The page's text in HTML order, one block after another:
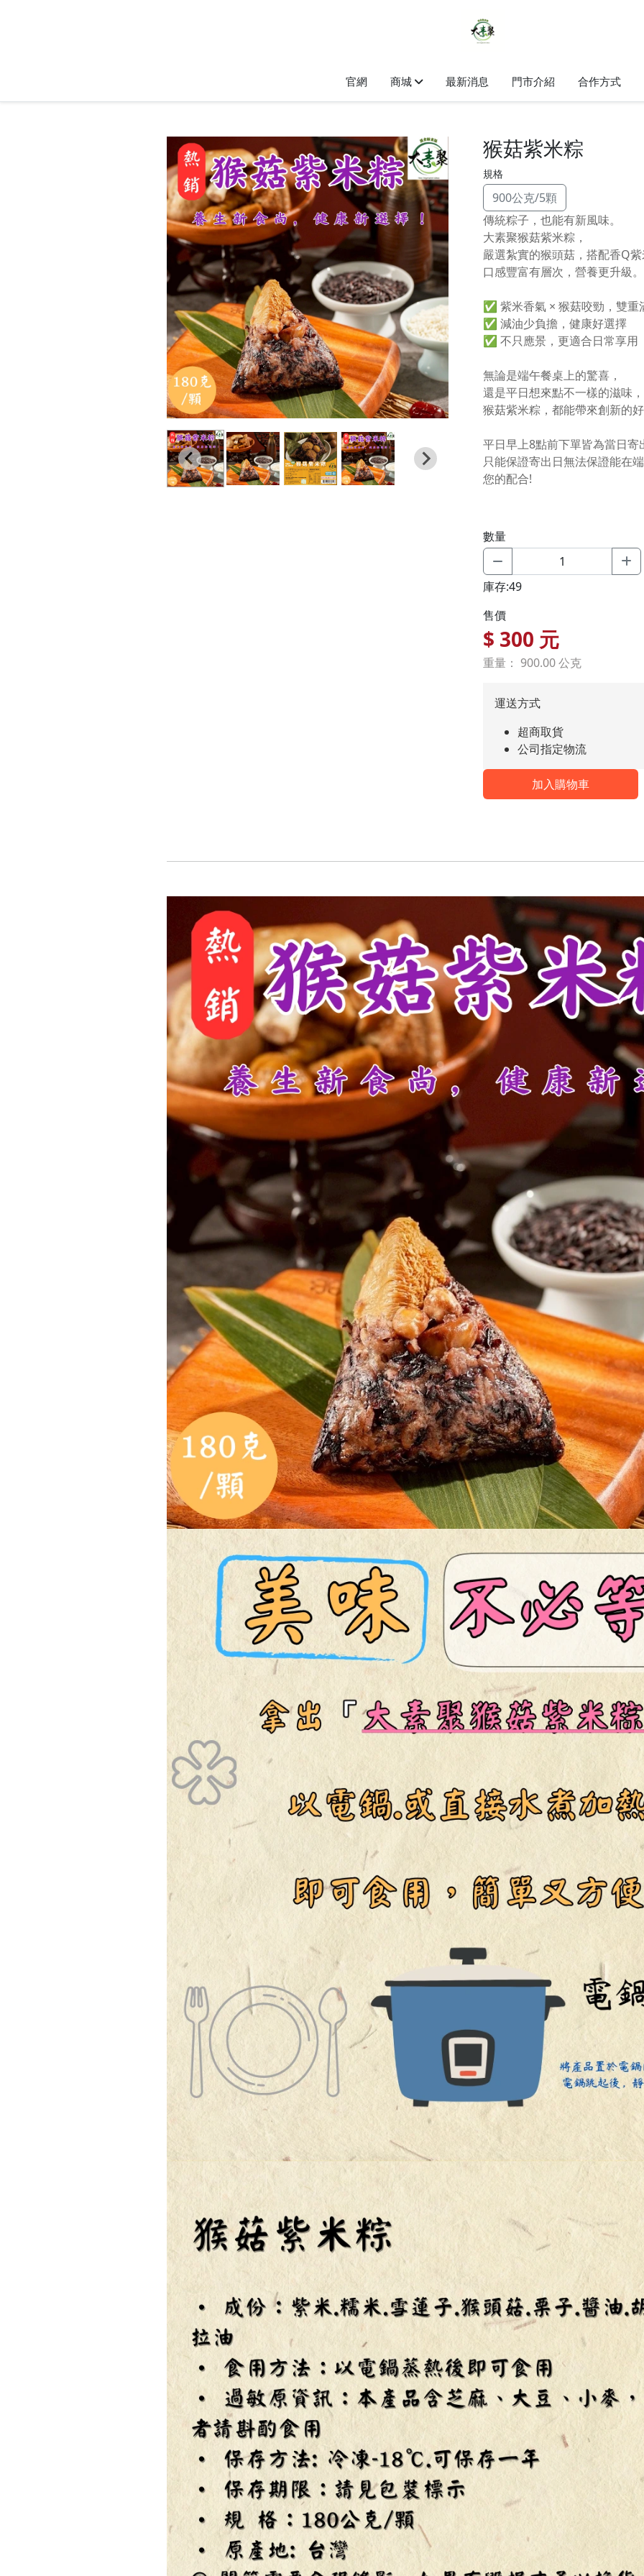
官網 商城 最新消息 門市介紹 合作方式
猴菇紫米粽
規格
900公克/5顆
傳統粽子，也能有新風味。
大素聚猴菇紫米粽，
嚴選紮實的猴頭菇，搭配香Q
口感豐富有層次，營養更升級。
✅ 紫米香氣 × 猴菇咬勁，雙重
✅ 減油少負擔，健康好選擇
✅ 不只應景，更適合日常享用
無論是端午餐桌上的驚喜，
還是平日想來點不一樣的滋味，
猴菇紫米粽，都能帶來創新的
平日早上8點前下單皆為當日寄
只能保證寄出日無法保證能在
您的配合!
數量
庫存:49
售價
$ 300 元
重量： 900.00 公克
運送方式
超商取貨
公司指定物流
加入購物車